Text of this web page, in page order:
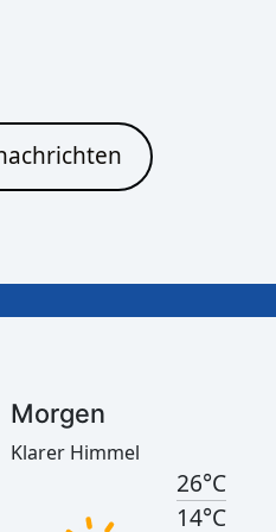
Morgen
Klarer Himmel
Morgen
Klarer Himmel
26°C
14°C